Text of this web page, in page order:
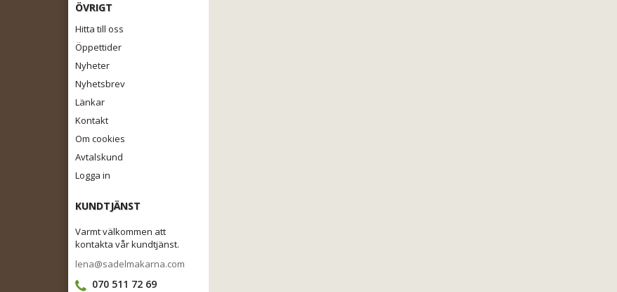
ÖVRIGT
Hitta till oss
Öppettider
Nyheter
Nyhetsbrev
Länkar
Kontakt
Om cookies
Avtalskund
Logga in
KUNDTJÄNST
Varmt välkommen att
kontakta vår kundtjänst.
lena@sadelmakarna.com
070 511 72 69